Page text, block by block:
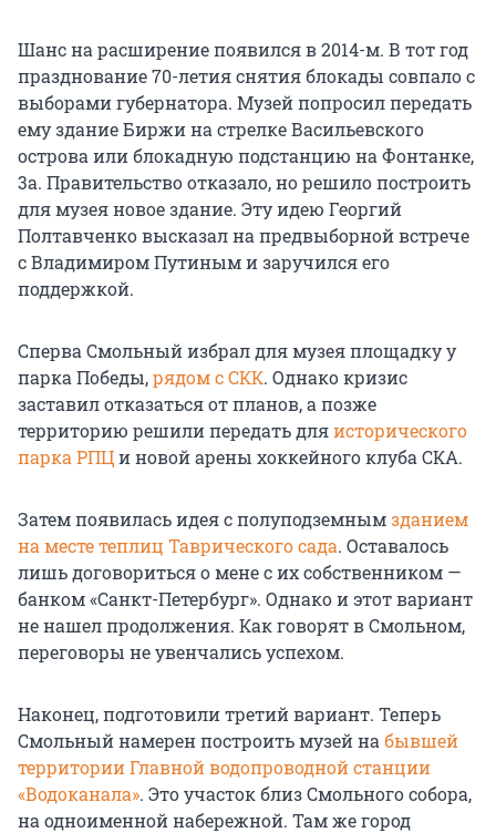
Шанс на расширение появился в 2014-м. В тот год
празднование 70-летия снятия блокады совпало с
выборами губернатора. Музей попросил передать
ему здание Биржи на стрелке Васильевского
острова или блокадную подстанцию на Фонтанке,
3а. Правительство отказало, но решило построить
для музея новое здание. Эту идею Георгий
Полтавченко высказал на предвыборной встрече
с Владимиром Путиным и заручился его
поддержкой.
Сперва Смольный избрал для музея площадку у
парка Победы,рядом с СКК. Однако кризис
заставил отказаться от планов, а позже
территорию решили передать дляисторического
парка РПЦи новой арены хоккейного клуба СКА.
Затем появилась идея с полуподземнымзданием
на месте теплиц Таврического сада. Оставалось
лишь договориться о мене с их собственником —
банком «Санкт-Петербург». Однако и этот вариант
не нашел продолжения. Как говорят в Смольном,
переговоры не увенчались успехом.
Наконец, подготовили третий вариант. Теперь
Смольный намерен построить музей на бывшей
территории Главной водопроводной станции
«Водоканала». Это участок близ Смольного собора,
на одноименной набережной. Там же город